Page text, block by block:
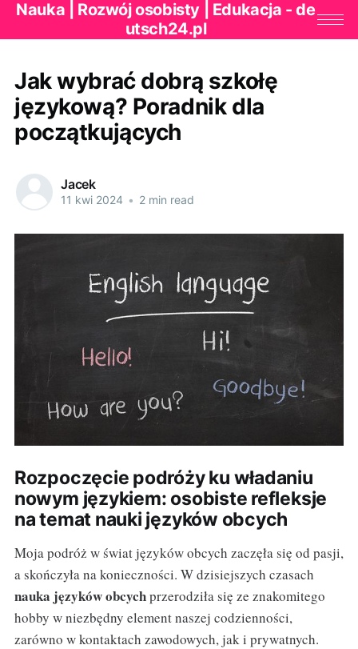
Nauka | Rozwój osobisty | Edukacja - de
utsch24.pl
Jak wybrać dobrą szkołę
językową? Poradnik dla
początkujących
Jacek
11 kwi 2024 • 2 min read
Rozpoczęcie podróży ku władaniu
nowym językiem: osobiste refleksje
na temat nauki języków obcych
Moja podróż w świat języków obcych zaczęła się od pasji,
a skończyła na konieczności. W dzisiejszych czasach
nauka języków obcychprzerodziła się ze znakomitego
hobby w niezbędny element naszej codzienności,
zarówno w kontaktach zawodowych, jak i prywatnych.